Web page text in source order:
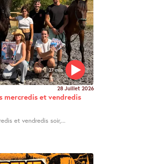
27 min
28 Juillet 2026
mercredis et vendredis
et vendredis soir,...